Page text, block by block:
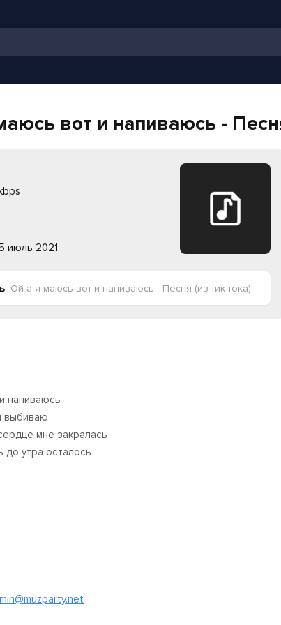
вот и напиваюсь -
июль 2021
Ой а я маюсь вот и напиваюсь - Песня (из тик тока)
напиваюсь
выбиваю
мне закралась
до утра осталось